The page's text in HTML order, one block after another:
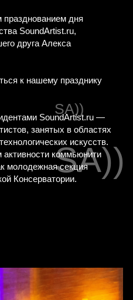
дня
SoundArtist.ru,
друга Алекса
к нашему празднику
SoundArtist.ru —
занятых в областях
искусств.
коммьюнити
молодежная секция
Консерватории.
SA))
SA))